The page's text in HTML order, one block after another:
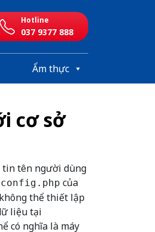
Hotline
037 9377 888
Ẩm thực
cơ sở
tin tên người dùng
config.php của
thể thiết lập
liệu tại
có nghĩa là máy